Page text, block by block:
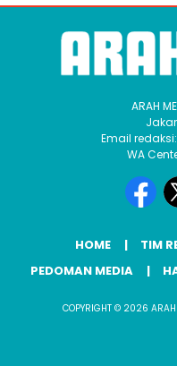
ARAH
Email
WA
HOME TIM
PEDOMAN MEDIA
COPYRIGHT © 2026